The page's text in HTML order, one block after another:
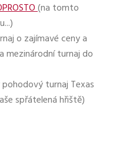
(na tomto
o zajímavé ceny a
mezinárodní turnaj do
turnaj Texas
spřátelená hřiště)